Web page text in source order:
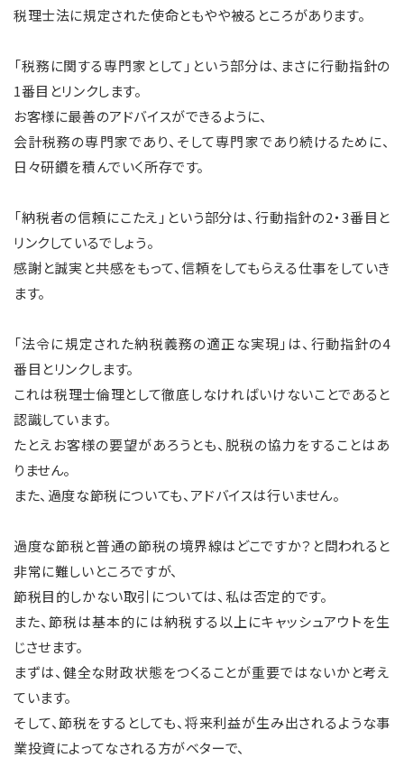
税理士法に規定された使命ともやや被るところがあります。
「税務に関する専門家として」という部分は、まさに行動指針の
1番目とリンクします。
お客様に最善のアドバイスができるように、
会計税務の専門家であり、そして専門家であり続けるために、
日々研鑽を積んでいく所存です。
「納税者の信頼にこたえ」という部分は、行動指針の2・3番目と
リンクしているでしょう。
感謝と誠実と共感をもって、信頼をしてもらえる仕事をしていき
ます。
「法令に規定された納税義務の適正な実現」は、行動指針の4
番目とリンクします。
これは税理士倫理として徹底しなければいけないことであると
認識しています。
たとえお客様の要望があろうとも、脱税の協力をすることはあ
りません。
また、過度な節税についても、アドバイスは行いません。
過度な節税と普通の節税の境界線はどこですか？と問われると
非常に難しいところですが、
節税目的しかない取引については、私は否定的です。
また、節税は基本的には納税する以上にキャッシュアウトを生
じさせます。
まずは、健全な財政状態をつくることが重要ではないかと考え
ています。
そして、節税をするとしても、将来利益が生み出されるような事
業投資によってなされる方がベターで、